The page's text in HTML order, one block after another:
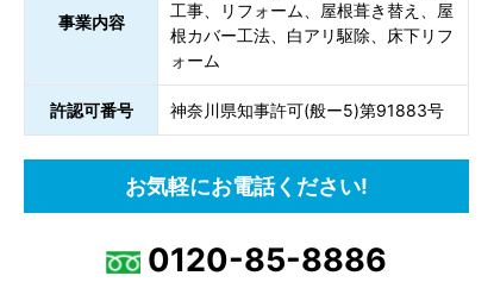
事業内容
工事、リフォーム、屋根葺き替え、屋
根カバー工法、白アリ駆除、床下リフ
ォーム
許認可番号 神奈川県知事許可(般ー5)第91883号
お気軽にお電話ください!
0120-85-8886